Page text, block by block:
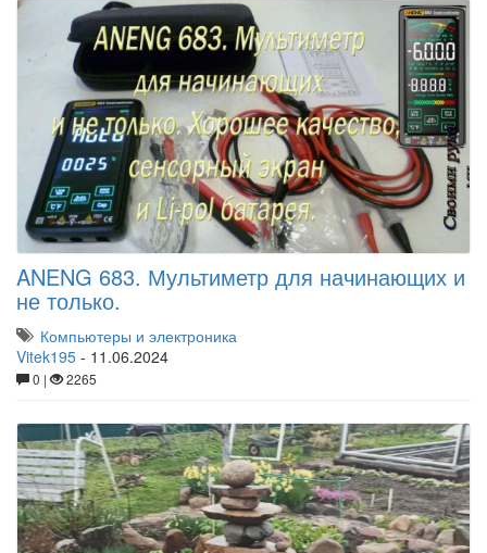
ANENG 683. Мультиметр для начинающих и
не только.
Компьютеры и электроника
Vitek195 - 11.06.2024
0 | 2265